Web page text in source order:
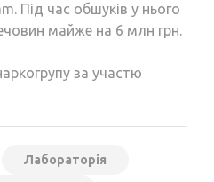
Під час обшуків у нього
майже на 6 млн грн.
за участю
Лабораторія